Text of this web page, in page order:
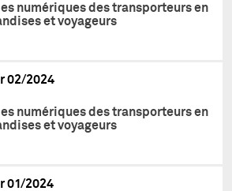
numériques des transporteurs en
et voyageurs
02/2024
numériques des transporteurs en
et voyageurs
01/2024